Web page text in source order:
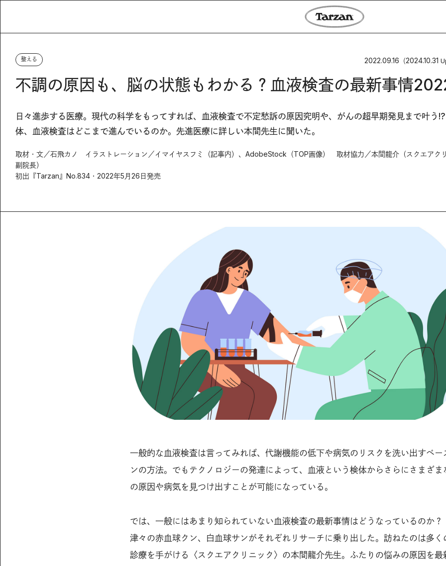
整える 2022.09.16 （2024.10.31
不調の原因も、脳の状態もわかる？血液検査の最新事情
日々進歩する医療。現代の科学をもってすれば、血液検査で不定愁訴の原因究明や、がんの超早期発見まで叶
体、血液検査はどこまで進んでいるのか。先進医療に詳しい本間先生に聞いた。
取材・文／石飛カノ イラストレーション／イマイヤスフミ（記事内）、AdobeStock（TOP画像） 取材協力／本間龍介（スクエアク
副院長）
初出『Tarzan』No.834・2022年5月26日発売
一般的な血液検査は言ってみれば、代謝機能の低下や病気のリスクを洗い出すベー
ンの方法。でもテクノロジーの発達によって、血液という検体からさらにさまざま
の原因や病気を見つけ出すことが可能になっている。
では、一般にはあまり知られていない血液検査の最新事情はどうなっているのか
津々の赤血球クン、白血球サンがそれぞれリサーチに乗り出した。訪ねたのは多く
診療を手がける〈スクエアクリニック〉の本間龍介先生。ふたりの悩みの原因を最